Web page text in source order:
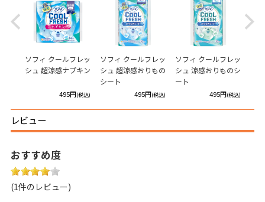
Previous
ソフィ クールフレッ
シュ 超涼感ナプキン
495円(税込)
ソフィ クールフレッ
シュ 超涼感おりもの
シート
495円(税込)
ソフィ クールフレッ
シュ 涼感おりものシ
ート
495円(税込)
Next
レビュー
おすすめ度
(1件のレビュー)